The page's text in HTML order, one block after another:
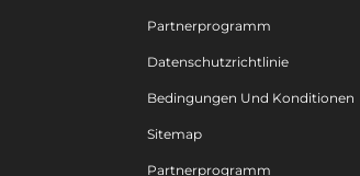
Partnerprogramm
Datenschutzrichtlinie
Bedingungen Und Konditionen
Sitemap
Partnerprogramm